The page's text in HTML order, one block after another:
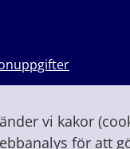
vi kakor
för att
relation?